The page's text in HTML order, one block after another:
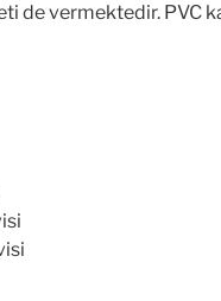
de vermektedir. PVC